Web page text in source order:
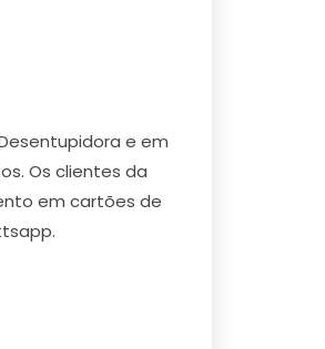
e em
Os clientes da
em cartões de